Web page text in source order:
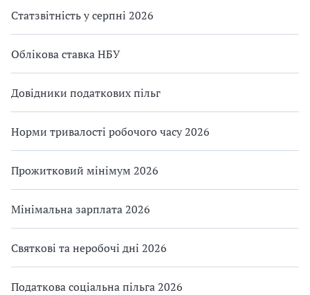
Статзвітність у серпні 2026
Облікова ставка НБУ
Довідники податкових пільг
Норми тривалості робочого часу 2026
Прожитковий мінімум 2026
Мінімальна зарплата 2026
Святкові та неробочі дні 2026
Податкова соціальна пільга 2026